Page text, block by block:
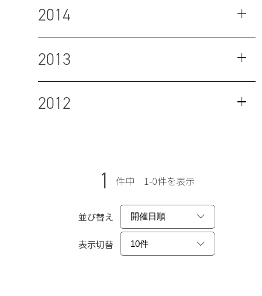
2014
2013
2012
1 件中 1-0件を表示
並び替え
表示切替